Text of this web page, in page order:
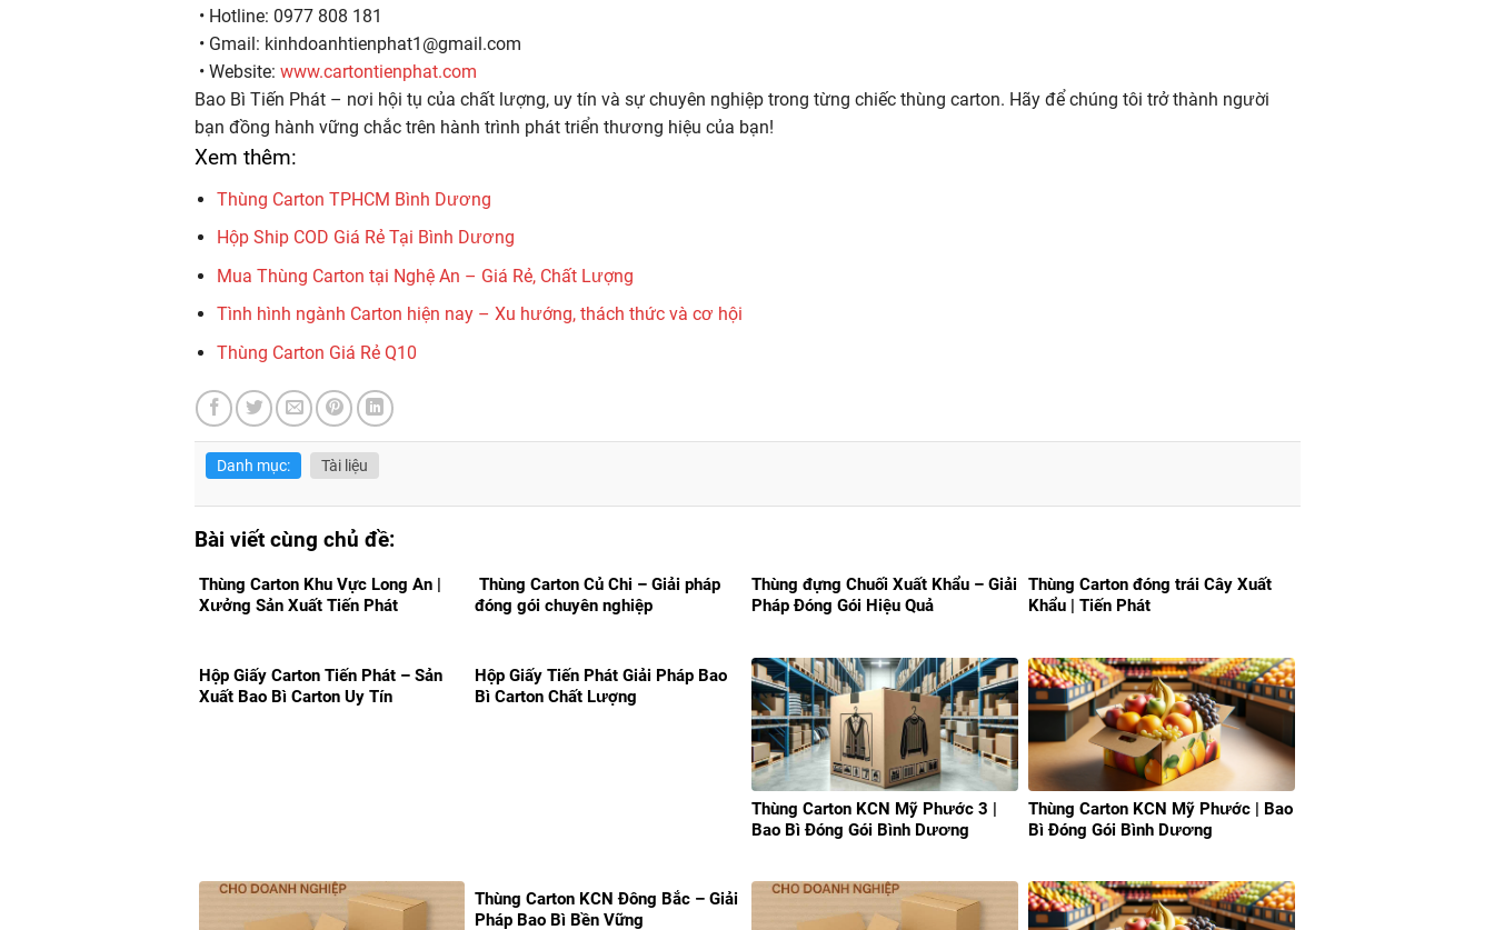
• Hotline: 0977 808 181
• Gmail: kinhdoanhtienphat1@gmail.com
• Website: www.cartontienphat.com
Bao Bì Tiến Phát – nơi hội tụ của chất lượng, uy tín và sự chuyên nghiệp trong từng chiếc thùng carton. Hãy để chúng tôi trở thành người
bạn đồng hành vững chắc trên hành trình phát triển thương hiệu của bạn!
Xem thêm:
Thùng Carton TPHCM Bình Dương
Hộp Ship COD Giá Rẻ Tại Bình Dương
Mua Thùng Carton tại Nghệ An – Giá Rẻ, Chất Lượng
Tình hình ngành Carton hiện nay – Xu hướng, thách thức và cơ hội
Thùng Carton Giá Rẻ Q10
Danh mục: Tài liệu
Bài viết cùng chủ đề:
Thùng Carton Khu Vực Long An |
Xưởng Sản Xuất Tiến Phát
Thùng Carton Củ Chi – Giải pháp
đóng gói chuyên nghiệp
Thùng đựng Chuối Xuất Khẩu – Giải
Pháp Đóng Gói Hiệu Quả
Thùng Carton đóng trái Cây Xuất
Khẩu | Tiến Phát
Hộp Giấy Carton Tiến Phát – Sản
Xuất Bao Bì Carton Uy Tín
Hộp Giấy Tiến Phát Giải Pháp Bao
Bì Carton Chất Lượng
Thùng Carton KCN Mỹ Phước 3 |
Bao Bì Đóng Gói Bình Dương
Thùng Carton KCN Mỹ Phước | Bao
Bì Đóng Gói Bình Dương
Thùng Carton KCN Đông Bắc – Giải
Pháp Bao Bì Bền Vững